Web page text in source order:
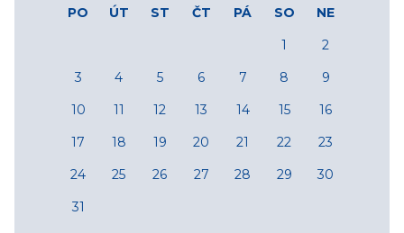
PO ÚT ST ČT PÁ SO
NE
1
2
3
4 5 6 7 8
9
10
11 12 13 14 15
16
17
18 19 20 21 22
23
24
25 26 27 28 29
30
31